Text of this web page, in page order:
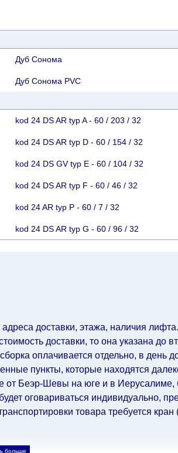
Дуб Сонома
Дуб Сонома PVC
kod 24 DS AR typ A - 60 / 203 / 32
kod 24 DS AR typ D - 60 / 154 / 32
kod 24 DS GV typ E - 60 / 104 / 32
kod 24 DS AR typ F - 60 / 46 / 32
kod 24 AR typ P - 60 / 7 / 32
kod 24 DS AR typ G - 60 / 96 / 32
доставки, этажа, наличия
доставки, то она указана до
оплачивается отдельно, в день
пункты, которые находятся
от Беэр-Шевы на юге и в Иерусалиме,
оговариваться индивидуально,
товара требуется